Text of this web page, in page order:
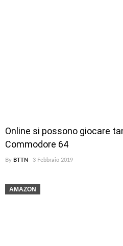
Online si possono giocare
Commodore 64
By BTTN 3 Febbraio 2019
AMAZON